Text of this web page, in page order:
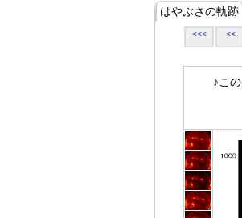
はやぶさの軌跡
<<< <<
♪この